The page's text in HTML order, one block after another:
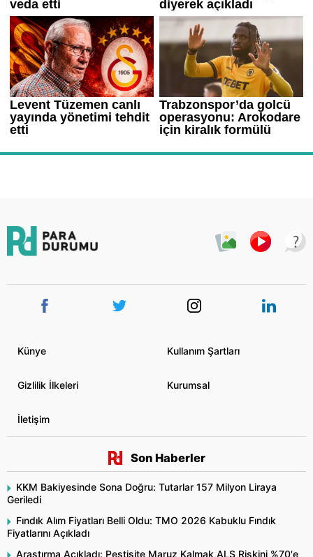
Künye Kullanım Şartları
Gizlilik İlkeleri Kurumsal
İletişim
Son Haberler
KKM Bakiyesinde Sona Doğru: Tutarlar 157 Milyon Liraya
Geriledi
Fındık Alım Fiyatları Belli Oldu: TMO 2026 Kabuklu Fındık
Fiyatlarını Açıkladı
Araştırma Açıkladı: Pestisite Maruz Kalmak ALS Riskini %70'e